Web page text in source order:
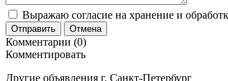
Выражаю согласие на хранение и
Отправить Отмена
Комментарии (0)
Комментировать
Другие объявления г. Санкт-Петербург